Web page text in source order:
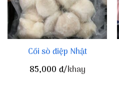
Cồi sò điệp Nhật
85,000 đ/khay